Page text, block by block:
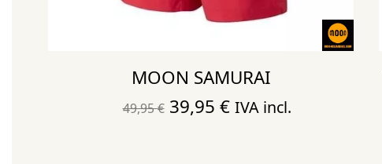
MOON SAMURAI
49,95€ El
39,95 €El
IVA incl.